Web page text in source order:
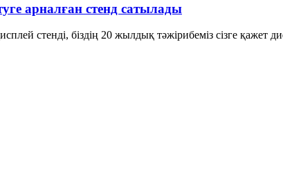
арналған стенд сатылады
стенді, біздің 20 жылдық тәжірибеміз сізге қажет